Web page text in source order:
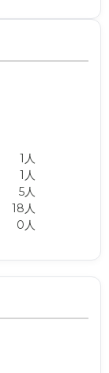
1人
1人
5人
18人
0人